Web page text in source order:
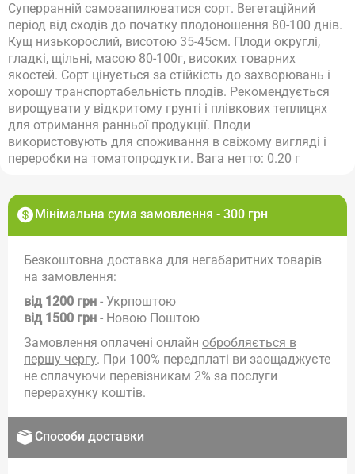
Мінімальна сума замовлення - 300 грн
Безкоштовна доставка для негабаритних товарів
на замовлення:
від 1200 грн - Укрпоштою
від 1500 грн - Новою Поштою
Замовлення оплачені онлайн обробляється в
першу чергу. При 100% передплаті ви заощаджуєте
не сплачуючи перевізникам 2% за послуги
перерахунку коштів.
Способи доставки
Суперранній самозапилюватися сорт. Вегетаційний
період від сходів до початку плодоношення 80-100 днів.
Кущ низькорослий, висотою 35-45см. Плоди округлі,
гладкі, щільні, масою 80-100г, високих товарних
якостей. Сорт цінується за стійкість до захворювань і
хорошу транспортабельність плодів. Рекомендується
вирощувати у відкритому грунті і плівкових теплицях
для отримання ранньої продукції. Плоди
використовують для споживання в свіжому вигляді і
переробки на томатопродукти. Вага нетто: 0.20 г